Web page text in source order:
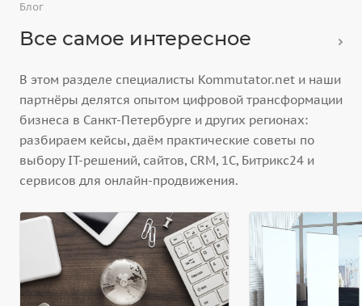
Блог
Все самое интересное
В этом разделе специалисты Kommutator.net и наши
партнёры делятся опытом цифровой трансформации
бизнеса в Санкт-Петербурге и других регионах:
разбираем кейсы, даём практические советы по
выбору IT-решений, сайтов, CRM, 1С, Битрикс24 и
сервисов для онлайн-продвижения.